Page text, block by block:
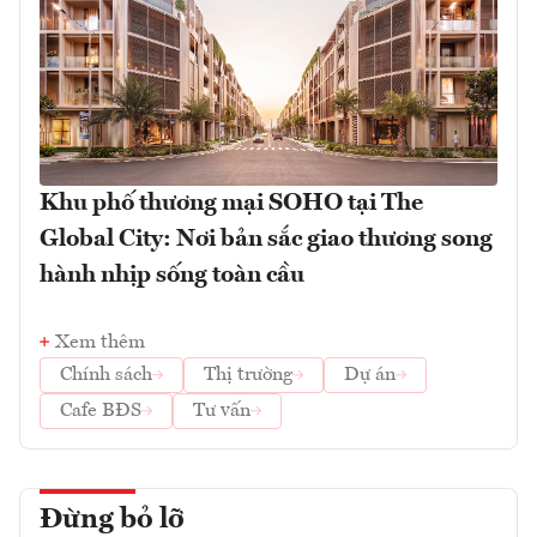
Khu phố thương mại SOHO tại The
Global City: Nơi bản sắc giao thương song
hành nhịp sống toàn cầu
Xem thêm
Chính sách
Thị trường
Dự án
Cafe BĐS
Tư vấn
Đừng bỏ lỡ